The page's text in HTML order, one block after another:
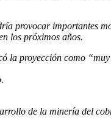
provocar importantes
los próximos años.
proyección como
de la minería del